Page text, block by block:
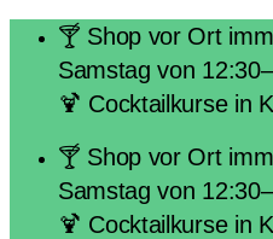
springen
🍸 Shop vor Ort
Samstag von
🍹 Cocktailkurse in
🍸 Shop vor Ort
Samstag von
🍹 Cocktailkurse in